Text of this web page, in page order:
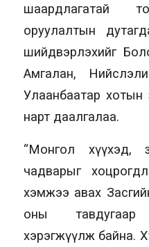
шаардлагатай
оруулалтын
шийдвэрлэхийг
Амгалан,
Улаанбаатар хотын
нарт даалгалаа.
“Монгол хүүхэд,
чадварыг
хэмжээ авах
оны
хэрэгжүүлж байна.